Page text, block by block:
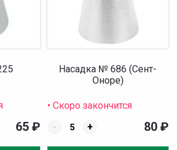
65 ₽
Насадка № 686 (Сент-
Оноре)
• Скоро закончится
-
+ 80 ₽